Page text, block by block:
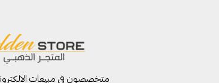
متخصصون في مبيعات